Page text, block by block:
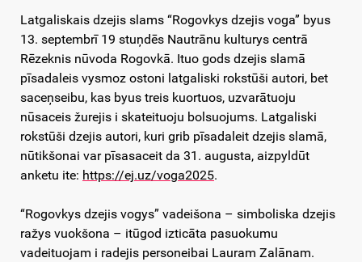
Latgaliskais dzejis slams “Rogovkys dzejis voga” byus
13. septembrī 19 stuņdēs Nautrānu kulturys centrā
Rēzeknis nūvoda Rogovkā. Ituo gods dzejis slamā
pīsadaleis vysmoz ostoni latgaliski rokstūši autori, bet
saceņseibu, kas byus treis kuortuos, uzvarātuoju
nūsaceis žurejis i skateituoju bolsuojums. Latgaliski
rokstūši dzejis autori, kuri grib pīsadaleit dzejis slamā,
nūtikšonai var pīsasaceit da 31. augusta, aizpyldūt
anketu ite: https://ej.uz/voga2025.
“Rogovkys dzejis vogys” vadeišona – simboliska dzejis
ražys vuokšona – itūgod izticāta pasuokumu
vadeituojam i radejis personeibai Lauram Zalānam.